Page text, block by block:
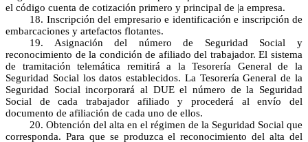
el código cuenta de cotización primero y principal de |a empresa.
18. Inscripción del empresario e identificación e inscripción de
embarcaciones y artefactos flotantes.
19. Asignación del número de Seguridad Social y
reconocimiento de la condición de afiliado del trabajador. El sistema
de tramitación telemática remitirá a la Tesorería General de la
Seguridad Social los datos establecidos. La Tesorería General de la
Seguridad Social incorporará al DUE el número de la Seguridad
Social de cada trabajador afiliado y procederá al envío del
documento de afiliación de cada uno de ellos.
20. Obtención del alta en el régimen de la Seguridad Social que
corresponda. Para que se produzca el reconocimiento del alta del